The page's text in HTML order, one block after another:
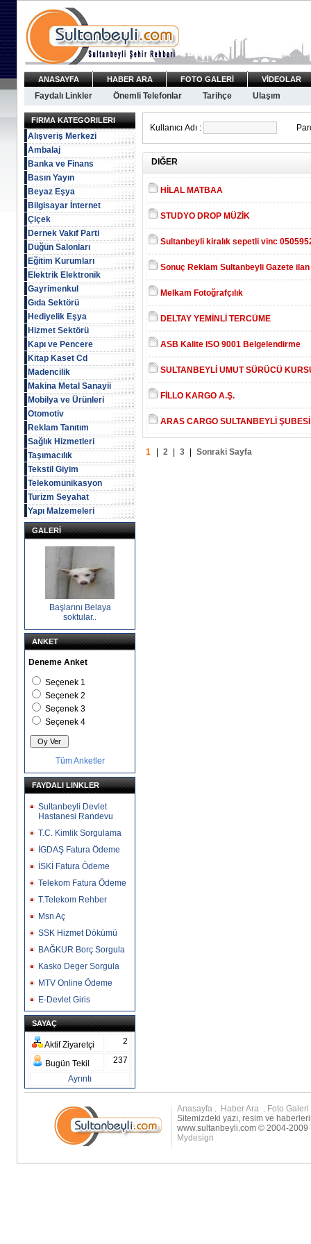
ANASAYFA HABER ARA FOTO GALERİ VİDEOLAR
Faydalı Linkler Önemli Telefonlar Tarihçe Ulaşım
FIRMA KATEGORILERI
Alışveriş Merkezi
Ambalaj
Banka ve Finans
Basın Yayın
Beyaz Eşya
Bilgisayar İnternet
Çiçek
Dernek Vakıf Parti
Düğün Salonları
Eğitim Kurumları
Elektrik Elektronik
Gayrimenkul
Gıda Sektörü
Hediyelik Eşya
Hizmet Sektörü
Kapı ve Pencere
Kitap Kaset Cd
Madencilik
Makina Metal Sanayii
Mobilya ve Ürünleri
Otomotiv
Reklam Tanıtım
Sağlık Hizmetleri
Taşımacılık
Tekstil Giyim
Telekomünikasyon
Turizm Seyahat
Yapı Malzemeleri
GALERİ
Başlarını Belaya
soktular..
ANKET
Deneme Anket
Seçenek 1
Seçenek 2
Seçenek 3
Seçenek 4
Tüm Anketler
FAYDALI LINKLER
Sultanbeyli Devlet
Hastanesi Randevu
T.C. Kimlik Sorgulama
İGDAŞ Fatura Ödeme
İSKİ Fatura Ödeme
Telekom Fatura Ödeme
T.Telekom Rehber
Msn Aç
SSK Hizmet Dökümü
BAĞKUR Borç Sorgula
Kasko Deger Sorgula
MTV Online Ödeme
E-Devlet Giris
SAYAÇ
Aktif Ziyaretçi 2
Bugün Tekil
237
Ayrıntı
Kullanıcı Adı :
DIĞER
HİLAL MATBAA
STUDYO DROP MÜZİK
Sultanbeyli kiralık sepetli vinc
Sonuç Reklam Sultanbeyli Gazete
Melkam Fotoğrafçılık
DELTAY YEMİNLİ TERCÜME
ASB Kalite ISO 9001 Belgelendirme
SULTANBEYLİ UMUT SÜRÜCÜ
FİLLO KARGO A.Ş.
ARAS CARGO SULTANBEYLİ ŞUBESİ
1 2 3 Sonraki Sayfa
Anasayfa . Haber Ara . Foto Galeri
Sitemizdeki yazı, resim ve
www.sultanbeyli.com © 2004-2009
Mydesign